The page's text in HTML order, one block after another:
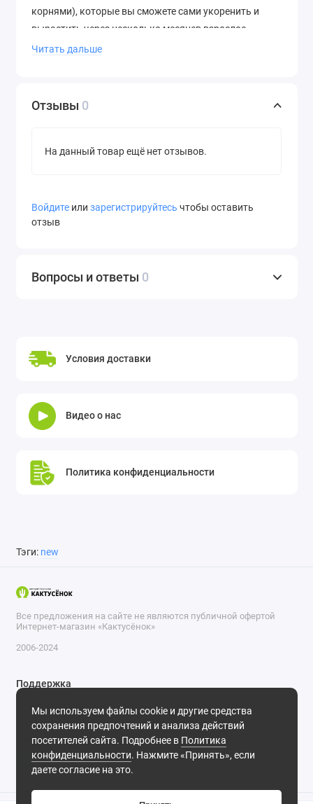
корнями), которые вы сможете сами укоренить и
вырастить через несколько месяцев взрослое
растение.
Читать дальше
Отзывы 0
На данный товар ещё нет отзывов.
Войдите или зарегистрируйтесь чтобы оставить
отзыв
Вопросы и ответы 0
Условия доставки
Видео о нас
Политика конфиденциальности
Тэги: new
Мы используем файлы cookie и другие средства
сохранения предпочтений и анализа действий
посетителей сайта. Подробнее в Политика
конфиденциальности. Нажмите «Принять», если
даете согласие на это.
Все предложения на сайте не являются публичной офертой
Интернет-магазин «Кактусёнок»
2006-2024
Поддержка
+7 (804) 333-66-32
+7 (918) 570-63-70
Мы в сети